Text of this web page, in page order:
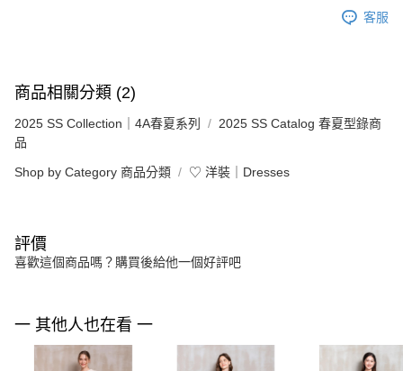
客服
商品相關分類 (2)
2025 SS Collection｜4A春夏系列
2025 SS Catalog 春夏型錄商
品
Shop by Category 商品分類 ♡ 洋裝｜Dresses
評價
喜歡這個商品嗎？購買後給他一個好評吧
一 其他人也在看 一